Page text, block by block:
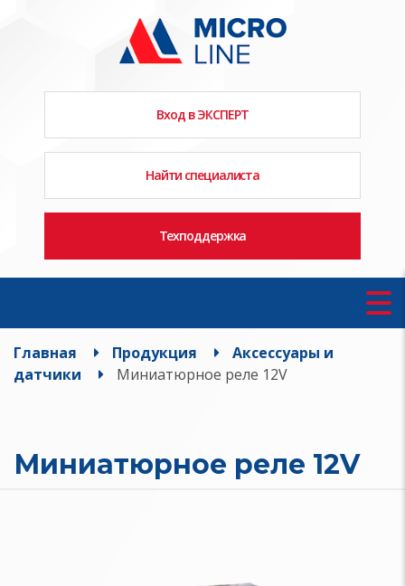
Вход в ЭКСПЕРТ
Найти специалиста
Техподдержка
Главная Продукция
Аксессуары и
датчики
Миниатюрное реле 12V
Миниатюрное реле 12V